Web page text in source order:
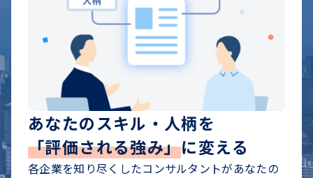
あなたのスキル・人柄を
「評価される強み」に変える
各企業を知り尽くしたコンサルタントがあなたの